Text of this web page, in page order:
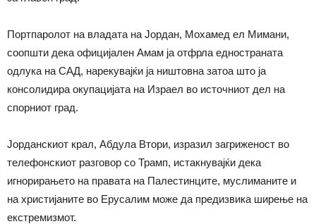
Портпаролот на владата на Јордан, Мохамед ел Мимани,
соопшти дека официјален Амам ја отфрла едностраната
одлука на САД, нарекувајќи ја ништовна затоа што ја
консолидира окупацијата на Израел во источниот дел на
спорниот град.
Јорданскиот крал, Абдула Втори, изразил загриженост во
телефонскиот разговор со Трамп, истакнувајќи дека
игнорирањето на правата на Палестинците, муслиманите и
на христијаните во Ерусалим може да предизвика ширење на
екстремизмот.